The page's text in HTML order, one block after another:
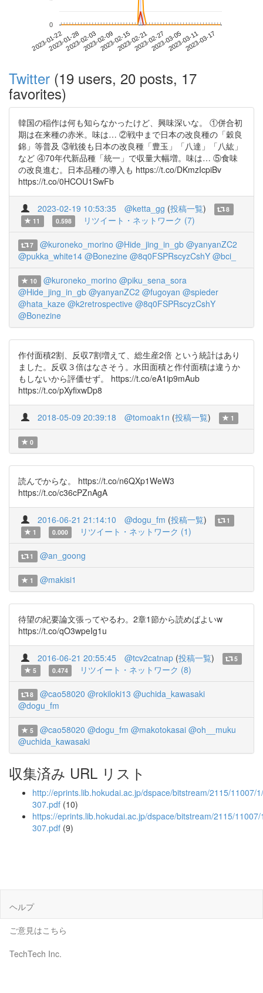
2023-01-222023-01-282023-02-032023-02-092023-02-152023-02-212023-02-272023-03-052023-03-112023-03-17
0
Twitter (19 users, 20 posts, 17
favorites)
韓国の稲作は何も知らなかったけど、興味深いな。 ①併合初
期は在来種の赤米。味は… ②戦中まで日本の改良種の「穀良
錦」等普及 ③戦後も日本の改良種「豊玉」「八達」「八紘」
など ④70年代新品種「統一」で収量大幅増。味は… ⑤食味
の改良進む。日本品種の導入も https://t.co/DKmzIcpiBv
https://t.co/0HCOU1SwFb
2023-02-19 10:53:35 @ketta_gg (投稿一覧)
8
11
0.598 リツイート・ネットワーク (7)
7 @kuroneko_morino @Hide_jing_in_gb @yanyanZC2
@pukka_white14 @Bonezine @8q0FSPRscyzCshY @bci_
10 @kuroneko_morino @piku_sena_sora
@Hide_jing_in_gb @yanyanZC2 @fugoyan @spieder
@hata_kaze @k2retrospective @8q0FSPRscyzCshY
@Bonezine
作付面積2割、反収7割増えて、総生産2倍 という統計はあり
ました。反収３倍はなさそう。水田面積と作付面積は違うか
もしないから評価せず。 https://t.co/eA1ip9mAub
https://t.co/pXyfixwDp8
2018-05-09 20:39:18 @tomoak1n (投稿一覧) 1
0
読んでからな。 https://t.co/n6QXp1WeW3
https://t.co/c36cPZnAgA
2016-06-21 21:14:10 @dogu_fm (投稿一覧)
1
1
0.000 リツイート・ネットワーク (1)
1 @an_goong
1 @makisi1
待望の紀要論文張ってやるわ。2章1節から読めばよいw
https://t.co/qO3wpeIg1u
2016-06-21 20:55:45 @tcv2catnap (投稿一覧)
5
5
0.474 リツイート・ネットワーク (8)
8 @cao58020 @rokiloki13 @uchida_kawasaki
@dogu_fm
5 @cao58020 @dogu_fm @makotokasai @oh__muku
@uchida_kawasaki
収集済み URL リスト
http://eprints.lib.hokudai.ac.jp/dspace/bitstream/2115/11007/
307.pdf (10)
https://eprints.lib.hokudai.ac.jp/dspace/bitstream/2115/
307.pdf (9)
ヘルプ
ご意見はこちら
TechTech Inc.